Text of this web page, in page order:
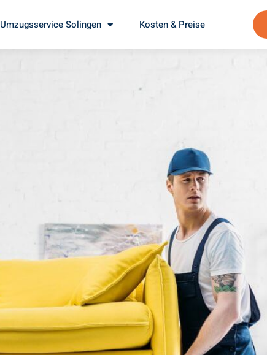
Umzugsservice Solingen Kosten & Preise